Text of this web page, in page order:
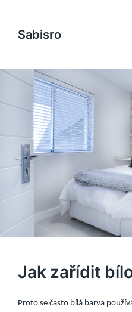
Sabisro
Jak zařídit
Proto se často bílá barva